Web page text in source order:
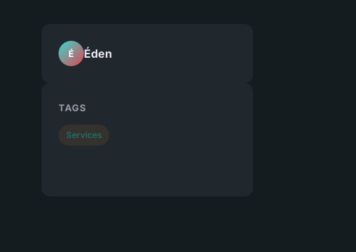
É Éden
TAGS
Services